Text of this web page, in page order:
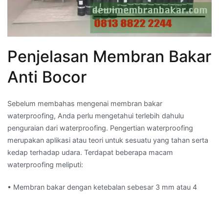
Penjelasan Membran Bakar
Anti Bocor
Sebelum membahas mengenai membran bakar
waterproofing, Anda perlu mengetahui terlebih dahulu
penguraian dari waterproofing. Pengertian waterproofing
merupakan aplikasi atau teori untuk sesuatu yang tahan serta
kedap terhadap udara. Terdapat beberapa macam
waterproofing meliputi:
• Membran bakar dengan ketebalan sebesar 3 mm atau 4